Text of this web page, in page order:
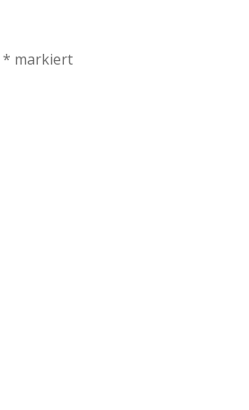
* markiert